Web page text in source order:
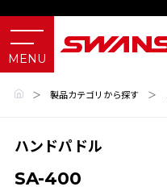
＞ 製品カテゴリから探す ＞
ハンドパドル
SA-400